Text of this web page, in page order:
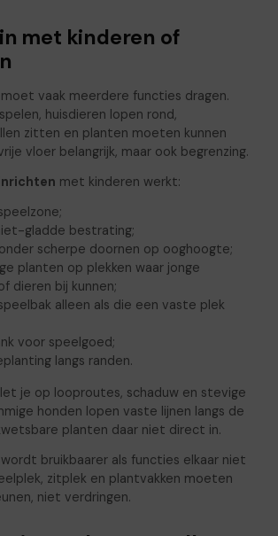
met kinderen of
vaak meerdere functies dragen.
huisdieren lopen rond,
zitten en planten moeten kunnen
vloer belangrijk, maar ook begrenzing.
met kinderen werkt:
gladde bestrating;
scherpe doornen op ooghoogte;
planten op plekken waar jonge
dieren bij kunnen;
alleen als die een vaste plek
voor speelgoed;
langs randen.
je op looproutes, schaduw en stevige
honden lopen vaste lijnen langs de
planten daar niet direct in.
bruikbaarer als functies elkaar niet
zitplek en plantvakken moeten
niet verdringen.